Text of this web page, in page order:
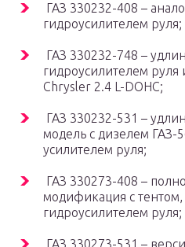
ГАЗ 330232-408 –
гидроусилителем руля;
ГАЗ 330232-748 –
гидроусилителем руля
Chrysler 2.4 L-DOHC;
ГАЗ 330232-531 –
модель с дизелем ГАЗ-
усилителем руля;
ГАЗ 330273-408 –
модификация с
гидроусилителем руля;
ГАЗ 330273-531 –